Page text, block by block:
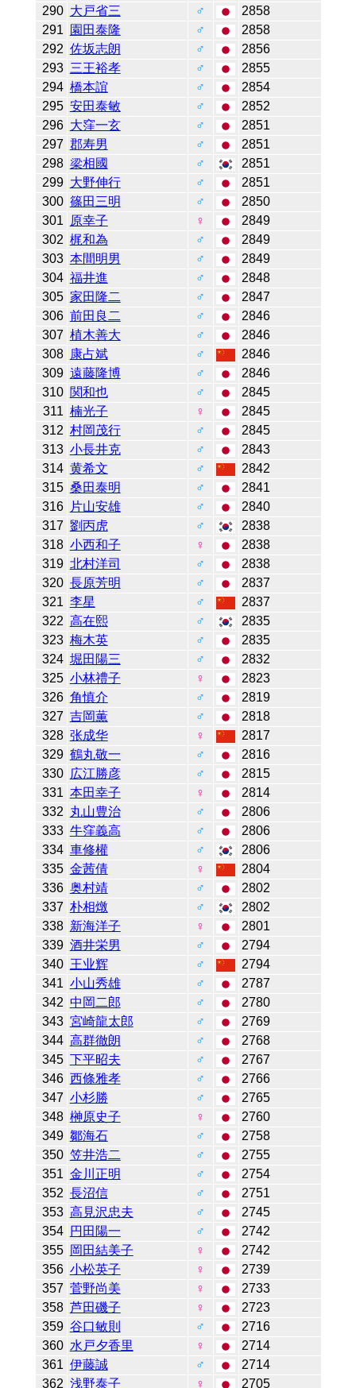
290 大戸省三 ♂
2858
291
園田泰隆 ♂
2858
292 佐坂志朗 ♂
2856
293 三王裕孝 ♂
2855
294 橋本誼 ♂
2854
295 安田泰敏 ♂
2852
296 大窪一玄 ♂
2851
297 郡寿男 ♂
2851
298 梁相國 ♂
2851
299 大野伸行 ♂
2851
300 篠田三明 ♂
2850
301
原幸子 ♀
2849
302 梶和為 ♂
2849
303 本間明男 ♂
2849
304 福井進 ♂
2848
305 家田隆二 ♂
2847
306 前田良二 ♂
2846
307 植木善大 ♂
2846
308 康占斌 ♂
2846
309 遠藤隆博 ♂
2846
310 関和也 ♂
2845
311 楠光子 ♀
2845
312 村岡茂行 ♂
2845
313 小長井克 ♂
2843
314 黄希文 ♂
2842
315 桑田泰明 ♂
2841
316
片山安雄 ♂
2840
317 劉丙虎 ♂
2838
318 小西和子 ♀
2838
319 北村洋司 ♂
2838
320 長原芳明 ♂
2837
321 李星 ♂
2837
322 高在熙 ♂
2835
323 梅木英 ♂
2835
324 堀田陽三 ♂
2832
325 小林禮子 ♀
2823
326 角慎介 ♂
2819
327 吉岡薫 ♂
2818
328 张成华 ♀
2817
329 鶴丸敬一 ♂
2816
330 広江勝彦 ♂
2815
331 本田幸子 ♀
2814
332 丸山豊治 ♂
2806
333 牛窪義高 ♂
2806
334 車修權 ♂
2806
335 金茜倩 ♀
2804
336 奥村靖 ♂
2802
337 朴相燉 ♂
2802
338 新海洋子 ♀
2801
339 酒井栄男 ♂
2794
340 王业辉 ♂
2794
341 小山秀雄 ♂
2787
342 中岡二郎 ♂
2780
343 宮崎龍太郎 ♂
2769
344 高群徹朗 ♂
2768
345 下平昭夫 ♂
2767
346 西條雅孝 ♂
2766
347 小杉勝 ♂
2765
348 榊原史子 ♀
2760
349 鄒海石 ♂
2758
350 笠井浩二 ♂
2755
351 金川正明 ♂
2754
352 長沼信 ♂
2751
353 高見沢忠夫 ♂
2745
354 円田陽一 ♂
2742
355 岡田結美子 ♀
2742
356 小松英子 ♀
2739
357 菅野尚美 ♀
2733
358 芦田磯子 ♀
2723
359 谷口敏則 ♂
2716
360 水戸夕香里 ♀
2714
361 伊藤誠 ♂
2714
362 浅野泰子 ♀ 2705